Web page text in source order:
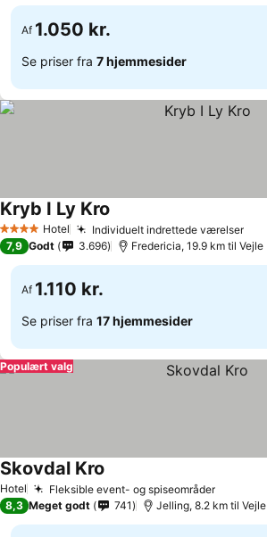
Af 1.050 kr.
Se priser fra 7 hjemmesider
4 StjernerHotel Individuelt indrettede værelser
Kryb I Ly Kro
7,9 Godt 3.696 Fredericia, 19.9 km til Vejle
Af 1.110 kr.
Se priser fra 17 hjemmesider
Populært valg
Hotel Fleksible event- og spiseområder
Skovdal Kro
8,3 Meget godt 741 Jelling, 8.2 km til Vejle